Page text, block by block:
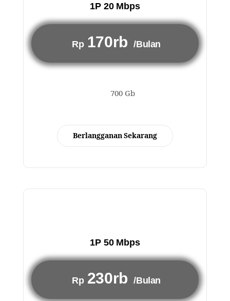
1P 20 Mbps
Rp 170rb /Bulan
700 Gb
Berlangganan Sekarang
1P 50 Mbps
Rp 230rb /Bulan